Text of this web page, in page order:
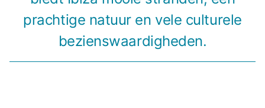
prachtige natuur en vele culturele
bezienswaardigheden.